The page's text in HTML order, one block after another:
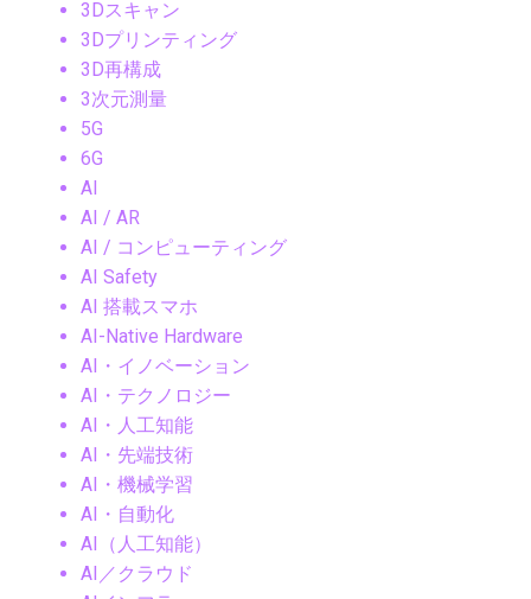
3Dスキャン
3Dプリンティング
3D再構成
3次元測量
5G
6G
AI
AI / AR
AI / コンピューティング
AI Safety
AI 搭載スマホ
AI-Native Hardware
AI・イノベーション
AI・テクノロジー
AI・人工知能
AI・先端技術
AI・機械学習
AI・自動化
AI（人工知能）
AI／クラウド